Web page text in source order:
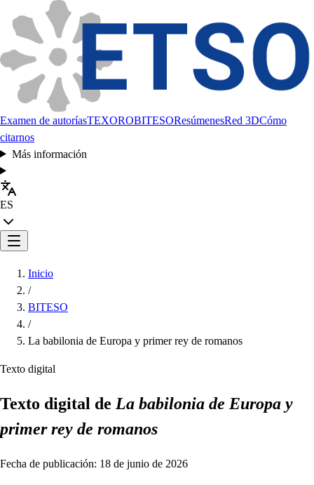
Examen de autoríasTEXOROBITESOResúmenesRed 3DCómo
citarnos
Más información
ES
Inicio
/
BITESO
/
La babilonia de Europa y primer rey de romanos
Texto digital
Texto digital de La babilonia de Europa y
primer rey de romanos
Fecha de publicación: 18 de junio de 2026